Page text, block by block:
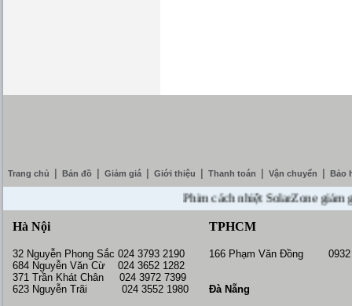
Trang chủ Bản đồ Giảm giá Giới thiệu Thanh toán Vận chuyển Bảo
Phim cách nhiệt SolarZone giảm
Hà Nội
32 Nguyễn Phong Sắc 024 3793 2190
684 Nguyễn Văn Cừ 024 3652 1282
371 Trần Khát Chân 024 3972 7399
623 Nguyễn Trãi 024 3552 1980
TPHCM
166 Phạm Văn Đồng 0932
Đà Nẵng